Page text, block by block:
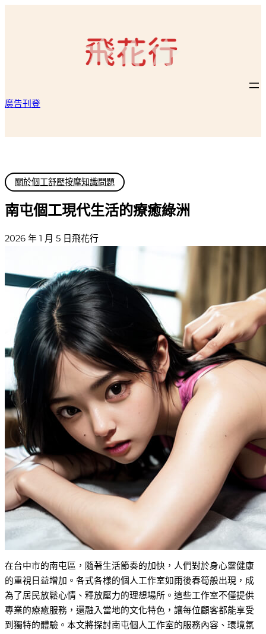
廣告刊登
關於個工舒壓按摩知識問題
南屯個工現代生活的療癒綠洲
2026 年 1 月 5 日飛花行
在台中市的南屯區，隨著生活節奏的加快，人們對於身心靈健康
的重視日益增加。各式各樣的個人工作室如雨後春筍般出現，成
為了居民放鬆心情、釋放壓力的理想場所。這些工作室不僅提供
專業的療癒服務，還融入當地的文化特色，讓每位顧客都能享受
到獨特的體驗。本文將探討南屯個人工作室的服務內容、環境氛